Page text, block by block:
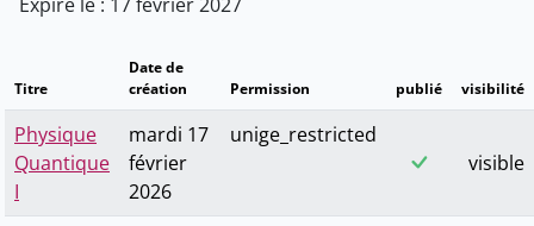
Titre
Date de
création
Permission publié visibilité
Physique
Quantique
I
mardi 17
février
2026
unige_restricted
visible